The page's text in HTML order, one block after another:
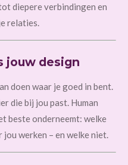
diepere verbindingen en
relaties.
jouw design
doen waar je goed in bent.
die bij jou past. Human
beste onderneemt: welke
werken – en welke niet.